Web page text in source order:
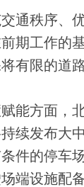
秩序、优
期工作的
有限的道
方面，北
续发布大
件的停车
端设施配